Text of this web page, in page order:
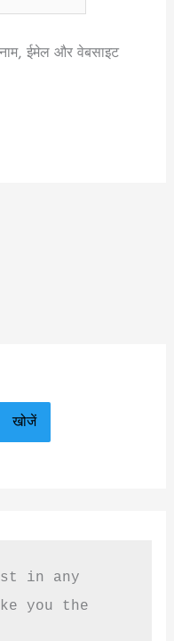
ईमेल और वेबसाइट
खोजें
in any
you the